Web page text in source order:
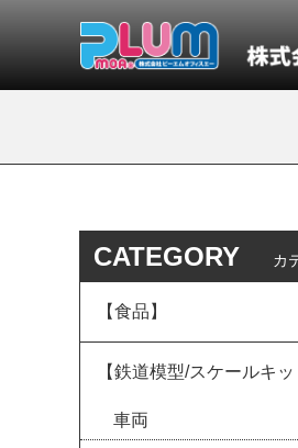
CATEGORY カ
【食品】
【鉄道模型/スケールキッ
車両